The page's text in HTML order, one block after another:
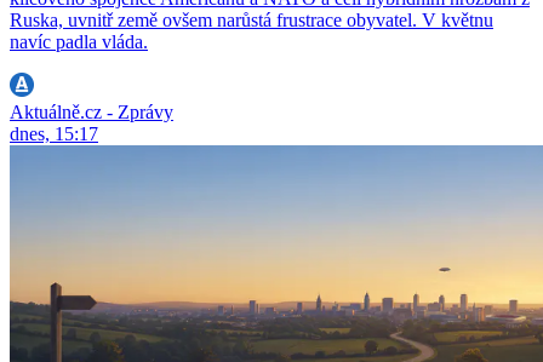
Ruska, uvnitř země ovšem narůstá frustrace obyvatel. V květnu
navíc padla vláda.
Aktuálně.cz - Zprávy
dnes, 15:17